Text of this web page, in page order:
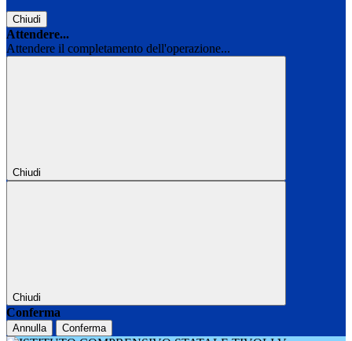
Chiudi
Attendere...
Attendere il completamento dell'operazione...
Chiudi
Chiudi
Conferma
Annulla Conferma